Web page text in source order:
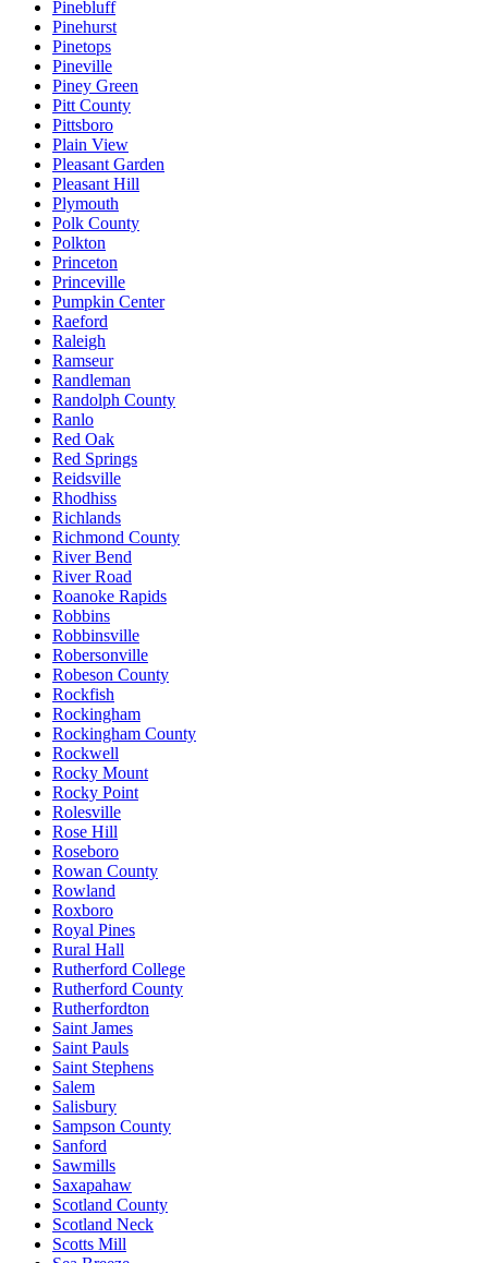
Pinebluff
Pinehurst
Pinetops
Pineville
Piney Green
Pitt County
Pittsboro
Plain View
Pleasant Garden
Pleasant Hill
Plymouth
Polk County
Polkton
Princeton
Princeville
Pumpkin Center
Raeford
Raleigh
Ramseur
Randleman
Randolph County
Ranlo
Red Oak
Red Springs
Reidsville
Rhodhiss
Richlands
Richmond County
River Bend
River Road
Roanoke Rapids
Robbins
Robbinsville
Robersonville
Robeson County
Rockfish
Rockingham
Rockingham County
Rockwell
Rocky Mount
Rocky Point
Rolesville
Rose Hill
Roseboro
Rowan County
Rowland
Roxboro
Royal Pines
Rural Hall
Rutherford College
Rutherford County
Rutherfordton
Saint James
Saint Pauls
Saint Stephens
Salem
Salisbury
Sampson County
Sanford
Sawmills
Saxapahaw
Scotland County
Scotland Neck
Scotts Mill